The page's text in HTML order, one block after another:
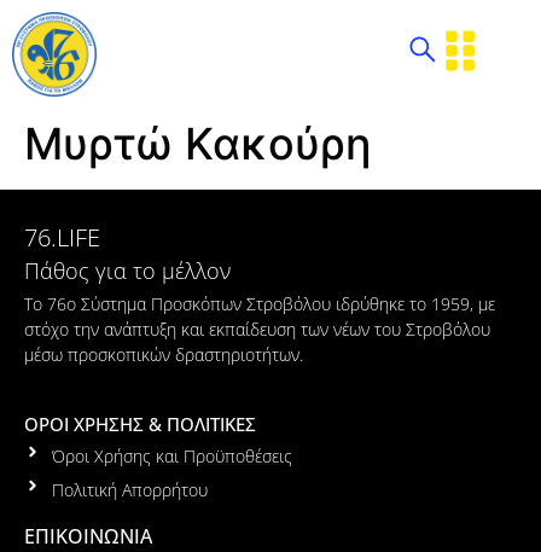
Μυρτώ Κακούρη
76.LIFE
Πάθος για το μέλλον
Το 76ο Σύστημα Προσκόπων Στροβόλου ιδρύθηκε το 1959, με
στόχο την ανάπτυξη και εκπαίδευση των νέων του Στροβόλου
μέσω προσκοπικών δραστηριοτήτων.
ΟΡΟΙ ΧΡΗΣΗΣ & ΠΟΛΙΤΙΚΕΣ
Όροι Χρήσης και Προϋποθέσεις
Πολιτική Απορρήτου
ΕΠΙΚΟΙΝΩΝΙΑ